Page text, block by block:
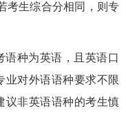
考生综合分相同，则专
语种为英语，且英语口
业对外语语种要求不限
议非英语语种的考生慎